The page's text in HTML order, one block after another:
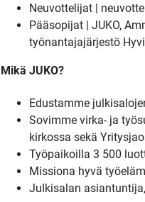
Neuvottelijat |
Pääsopijat | JUKO,
työnantajajärjestö
Mikä JUKO?
Edustamme
Sovimme virka- ja
kirkossa sekä
Työpaikoilla 3 500
Missiona hyvä
Julkisalan